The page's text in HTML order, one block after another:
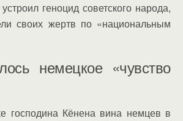
геноцид советского народа,
своих жертв по «национальным
немецкое «чувство
господина Кёнена вина немцев в